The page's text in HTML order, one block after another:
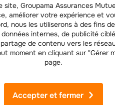
site, Groupama Assurances
améliorer votre expérience et
nous les utiliserons à des fins
internes, de publicité
de contenu vers les
moment en cliquant sur "Gérer
page.
Accepter et fermer
derniers conseils
AUTO